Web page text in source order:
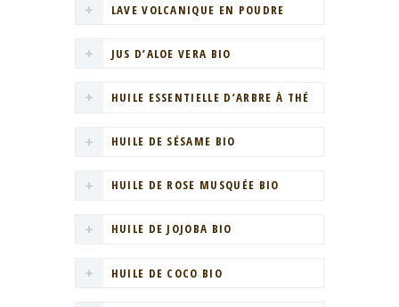
LAVE VOLCANIQUE EN POUDRE
JUS D’ALOE VERA BIO
HUILE ESSENTIELLE D’ARBRE À THÉ
HUILE DE SÉSAME BIO
HUILE DE ROSE MUSQUÉE BIO
HUILE DE JOJOBA BIO
HUILE DE COCO BIO